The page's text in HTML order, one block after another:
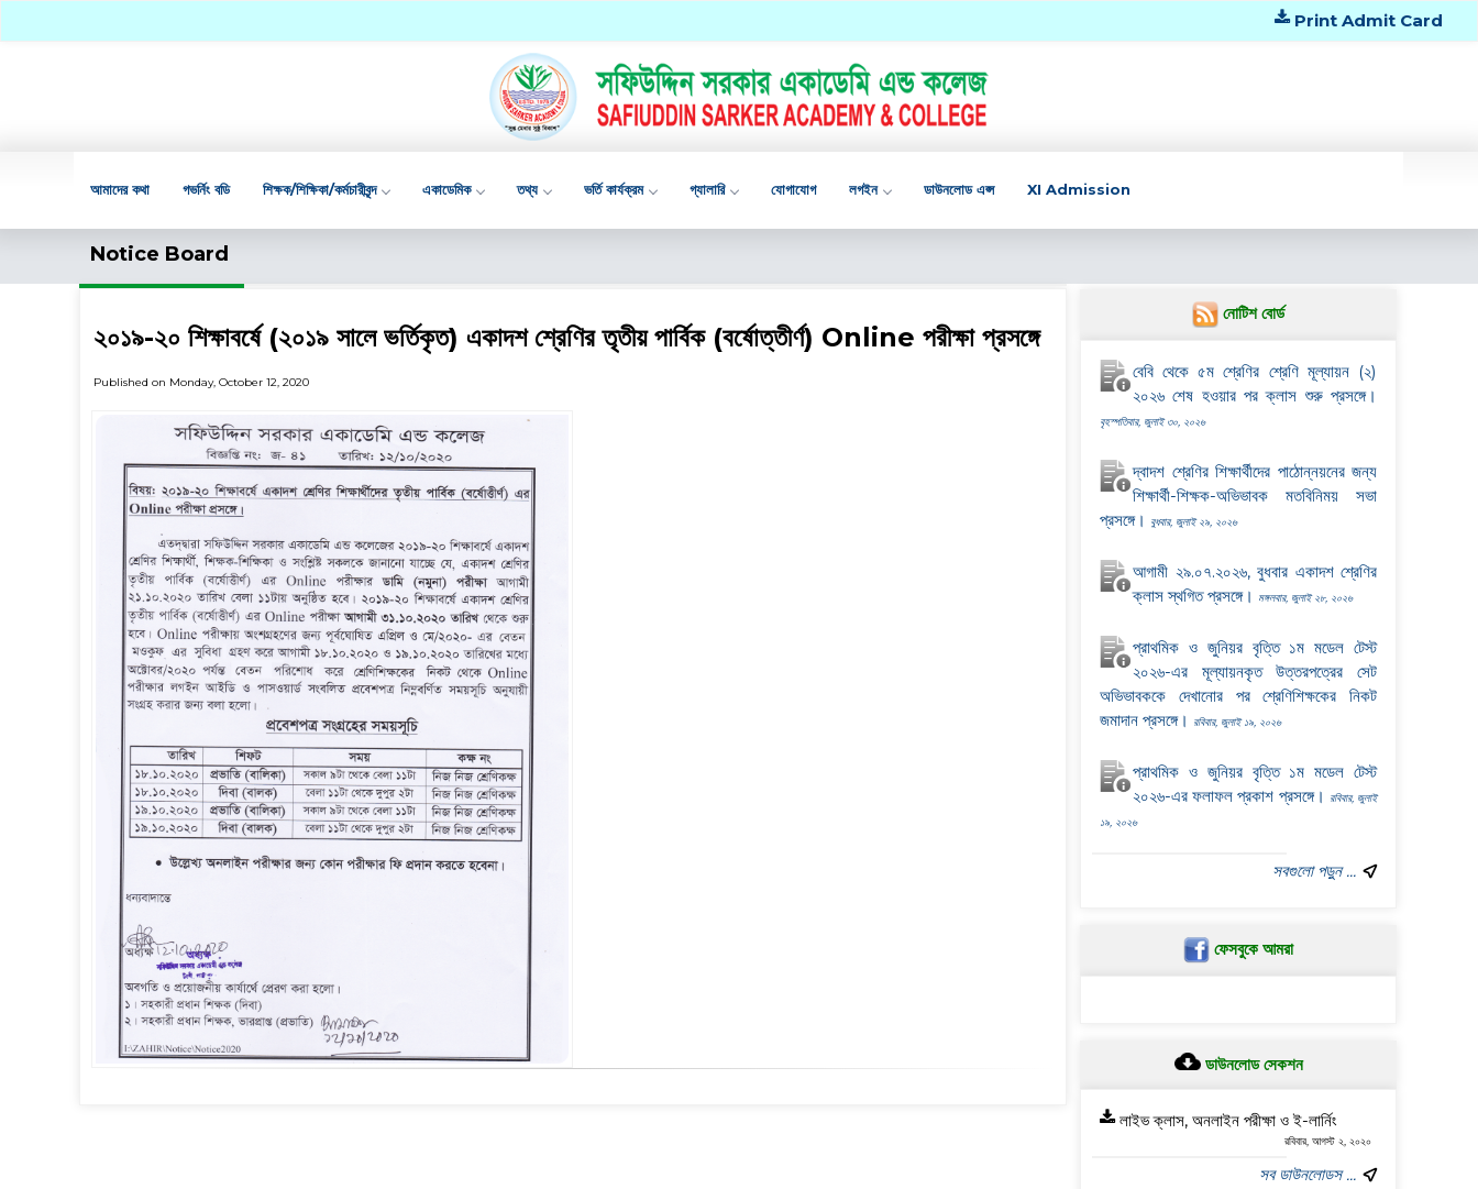
Print Admit Card
আমাদের কথা গভর্নিং বডি শিক্ষক/শিক্ষিকা/কর্মচারীবৃন্দ একাডেমিক তথ্য ভর্তি কার্যক্রম গ্যালারি যোগাযোগ লগইন ডাউনলোড এপ্স XI Admission
Notice Board
২০১৯-২০ শিক্ষাবর্ষে (২০১৯ সালে ভর্তিকৃত) একাদশ শ্রেণির তৃতীয় পার্বিক (বর্ষোত্তীর্ণ) Online পরীক্ষা প্রসঙ্গে
Published on Monday, October 12, 2020
নোটিশ বোর্ড
বেবি থেকে ৫ম শ্রেণির শ্রেণি মূল্যায়ন (২)
২০২৬ শেষ হওয়ার পর ক্লাস শুরু প্রসঙ্গে।
বৃহস্পতিবার, জুলাই ৩০, ২০২৬
দ্বাদশ শ্রেণির শিক্ষার্থীদের পাঠোন্নয়নের জন্য
শিক্ষার্থী-শিক্ষক-অভিভাবক মতবিনিময় সভা
প্রসঙ্গে।
বুধবার, জুলাই ২৯, ২০২৬
আগামী ২৯.০৭.২০২৬, বুধবার একাদশ শ্রেণির
ক্লাস স্থগিত প্রসঙ্গে।
মঙ্গলবার, জুলাই ২৮, ২০২৬
প্রাথমিক ও জুনিয়র বৃত্তি ১ম মডেল টেস্ট
২০২৬-এর মূল্যায়নকৃত উত্তরপত্রের সেট
অভিভাবককে দেখানোর পর শ্রেণিশিক্ষকের নিকট
জমাদান প্রসঙ্গে।
রবিবার, জুলাই ১৯, ২০২৬
প্রাথমিক ও জুনিয়র বৃত্তি ১ম মডেল টেস্ট
২০২৬-এর ফলাফল প্রকাশ প্রসঙ্গে।
রবিবার, জুলাই
১৯, ২০২৬
সবগুলো পড়ুন ...
ফেসবুকে আমরা
ডাউনলোড সেকশন
লাইভ ক্লাস, অনলাইন পরীক্ষা ও ই-লার্নিং
রবিবার, আগস্ট ২, ২০২০
সব ডাউনলোডস ...